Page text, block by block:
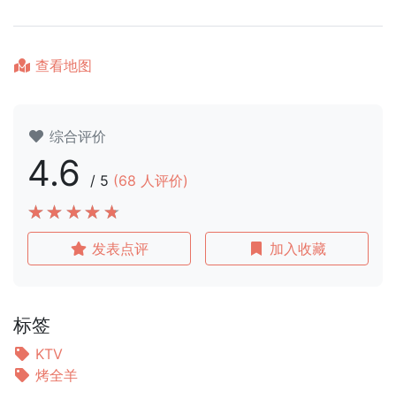
查看地图
综合评价
4.6 / 5 (68 人评价)
发表点评 加入收藏
标签
KTV
烤全羊